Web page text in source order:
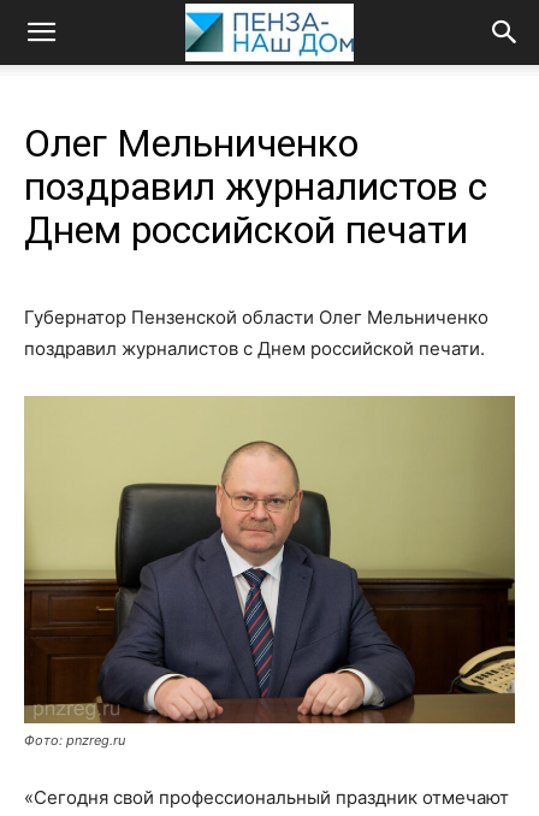
Олег Мельниченко
поздравил журналистов с
Днем российской печати
Губернатор Пензенской области Олег Мельниченко
поздравил журналистов с Днем российской печати.
Фото: pnzreg.ru
«Сегодня свой профессиональный праздник отмечают